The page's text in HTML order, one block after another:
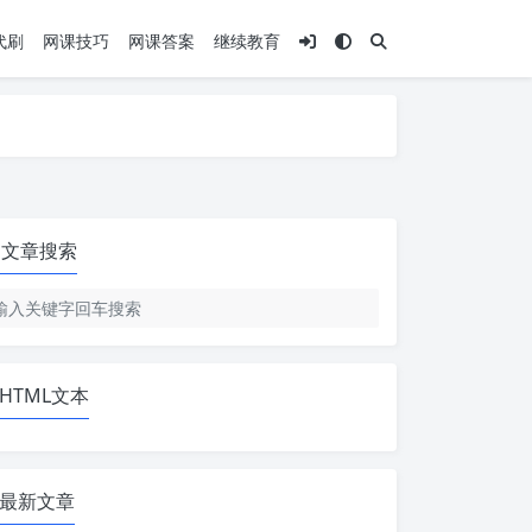
刷 网课技巧 网课答案 继续教育
文章搜索
HTML文本
最新文章